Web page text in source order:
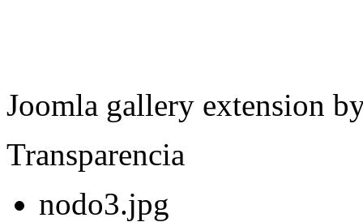
Joomla gallery extension
Transparencia
nodo3.jpg